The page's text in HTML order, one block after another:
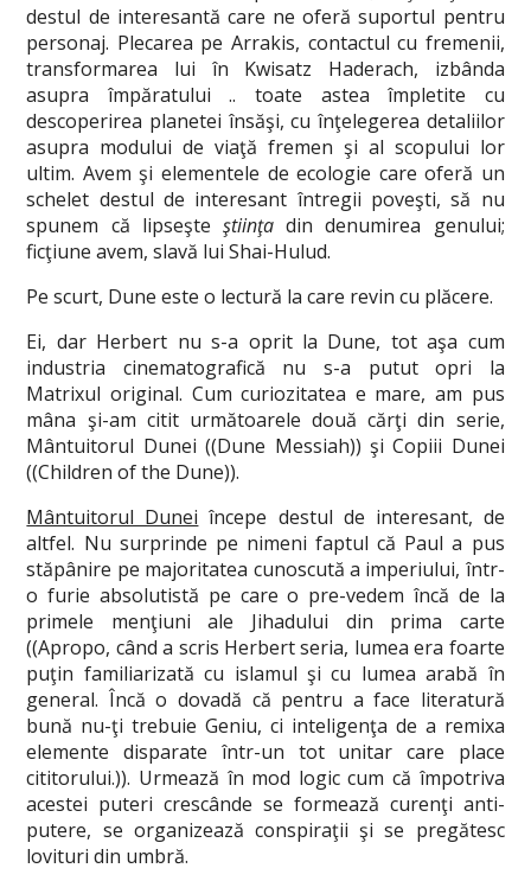
destul de interesantă care ne oferă suportul pentru
personaj. Plecarea pe Arrakis, contactul cu fremenii,
transformarea lui în Kwisatz Haderach, izbânda
asupra împăratului .. toate astea împletite cu
descoperirea planetei însăşi, cu înţelegerea detaliilor
asupra modului de viaţă fremen şi al scopului lor
ultim. Avem şi elementele de ecologie care oferă un
schelet destul de interesant întregii poveşti, să nu
spunem că lipseşte ştiinţa din denumirea genului;
ficţiune avem, slavă lui Shai-Hulud.
Pe scurt, Dune este o lectură la care revin cu plăcere.
Ei, dar Herbert nu s-a oprit la Dune, tot aşa cum
industria cinematografică nu s-a putut opri la
Matrixul original. Cum curiozitatea e mare, am pus
mâna şi-am citit următoarele două cărţi din serie,
Mântuitorul Dunei ((Dune Messiah)) şi Copiii Dunei
((Children of the Dune)).
Mântuitorul Dunei începe destul de interesant, de
altfel. Nu surprinde pe nimeni faptul că Paul a pus
stăpânire pe majoritatea cunoscută a imperiului, într-
o furie absolutistă pe care o pre-vedem încă de la
primele menţiuni ale Jihadului din prima carte
((Apropo, când a scris Herbert seria, lumea era foarte
puţin familiarizată cu islamul şi cu lumea arabă în
general. Încă o dovadă că pentru a face literatură
bună nu-ţi trebuie Geniu, ci inteligenţa de a remixa
elemente disparate într-un tot unitar care place
cititorului.)). Urmează în mod logic cum că împotriva
acestei puteri crescânde se formează curenţi anti-
putere, se organizează conspiraţii şi se pregătesc
lovituri din umbră.